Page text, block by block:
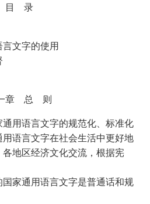
目 录
文字的使用
章 总 则
用语言文字的规范化、标准化
语言文字在社会生活中更好地
地区经济文化交流，根据宪
家通用语言文字是普通话和规